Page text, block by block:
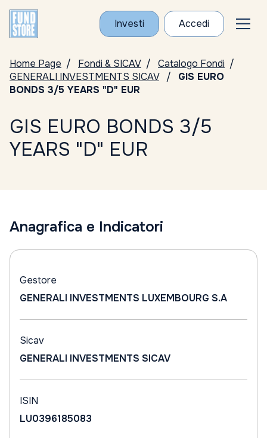
Investi Accedi
Home Page Fondi & SICAV
Catalogo Fondi
GENERALI INVESTMENTS SICAV
GIS EURO
BONDS 3/5 YEARS "D" EUR
GIS EURO BONDS 3/5
YEARS "D" EUR
Anagrafica e Indicatori
Gestore
GENERALI INVESTMENTS LUXEMBOURG S.A
Sicav
GENERALI INVESTMENTS SICAV
ISIN
LU0396185083